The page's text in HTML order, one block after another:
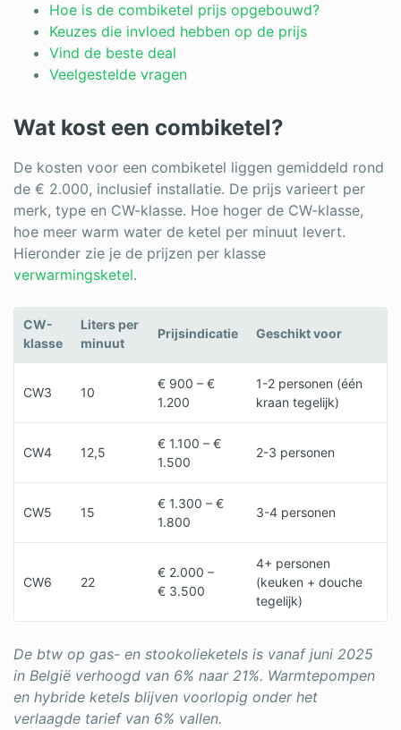
Hoe is de combiketel prijs opgebouwd?
Keuzes die invloed hebben op de prijs
Vind de beste deal
Veelgestelde vragen
Wat kost een combiketel?
De kosten voor een combiketel liggen gemiddeld rond
de € 2.000, inclusief installatie. De prijs varieert per
merk, type en CW-klasse. Hoe hoger de CW-klasse,
hoe meer warm water de ketel per minuut levert.
Hieronder zie je de prijzen per klasse
verwarmingsketel.
CW-
klasse
Liters per
minuut
Prijsindicatie Geschikt voor
CW3 10
€ 900 – €
1.200
1-2 personen (één
kraan tegelijk)
CW4 12,5
€ 1.100 – €
1.500
2-3 personen
CW5 15
€ 1.300 – €
1.800
3-4 personen
CW6 22
€ 2.000 –
€ 3.500
4+ personen
(keuken + douche
tegelijk)
De btw op gas- en stookolieketels is vanaf juni 2025
in België verhoogd van 6% naar 21%. Warmtepompen
en hybride ketels blijven voorlopig onder het
verlaagde tarief van 6% vallen.